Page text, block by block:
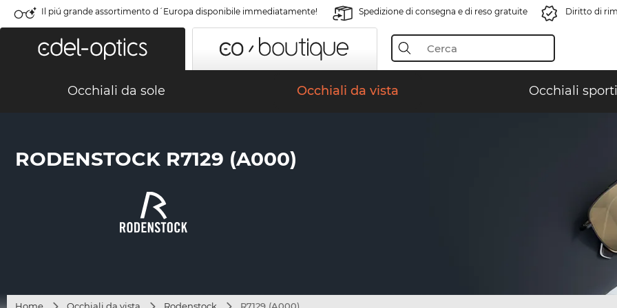
Il piú grande assortimento d´Europa disponibile immediatamente! Spedizione di consegna e di reso gratuite Diritto di
Occhiali da sole Occhiali da vista Occhiali
RODENSTOCK R7129 (A000)